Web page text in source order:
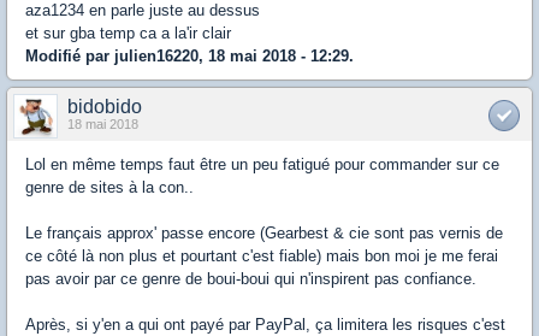
aza1234 en parle juste au dessus
et sur gba temp ca a la'ir clair
Modifié par julien16220, 18 mai 2018 - 12:29.
bidobido
18 mai 2018
Lol en même temps faut être un peu fatigué pour commander sur ce
genre de sites à la con..
Le français approx' passe encore (Gearbest & cie sont pas vernis de
ce côté là non plus et pourtant c'est fiable) mais bon moi je me ferai
pas avoir par ce genre de boui-boui qui n'inspirent pas confiance.
Après, si y'en a qui ont payé par PayPal, ça limitera les risques c'est